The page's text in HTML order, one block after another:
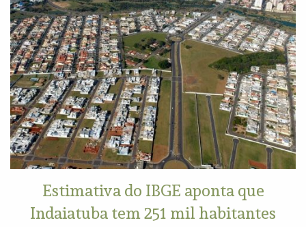
Estimativa do IBGE aponta que
Indaiatuba tem 251 mil habitantes